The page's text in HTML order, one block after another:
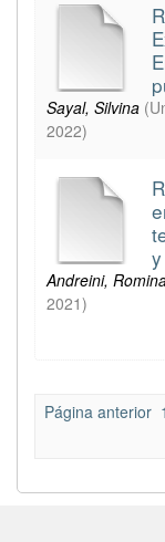
Sayal, Silvina (
2022)
Andreini,
2021)
Página anterior 1